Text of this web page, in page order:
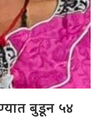
बुडून ५४